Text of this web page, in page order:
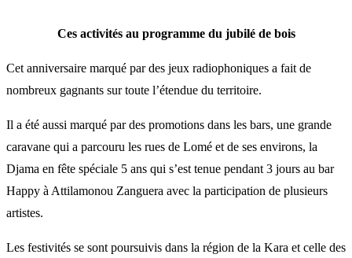
Ces activités au programme du jubilé de bois
Cet anniversaire marqué par des jeux radiophoniques a fait de
nombreux gagnants sur toute l’étendue du territoire.
Il a été aussi marqué par des promotions dans les bars, une grande
caravane qui a parcouru les rues de Lomé et de ses environs, la
Djama en fête spéciale 5 ans qui s’est tenue pendant 3 jours au bar
Happy à Attilamonou Zanguera avec la participation de plusieurs
artistes.
Les festivités se sont poursuivis dans la région de la Kara et celle des